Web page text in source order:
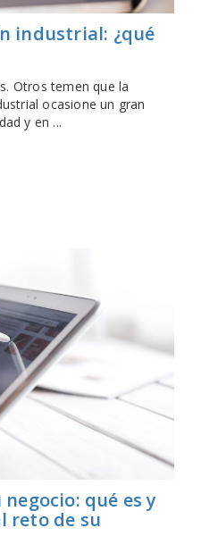
industrial: ¿qué
Otros temen que la
ocasione un gran
y en ...
qué es y
reto de su